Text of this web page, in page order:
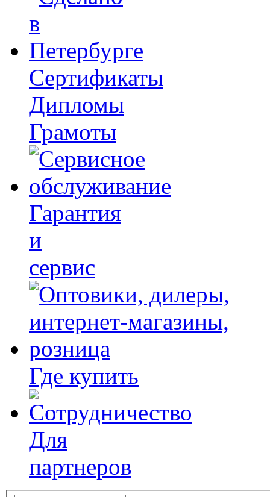
Сертификаты
Дипломы
Грамоты
Гарантия
и
сервис
Где купить
Для
партнеров